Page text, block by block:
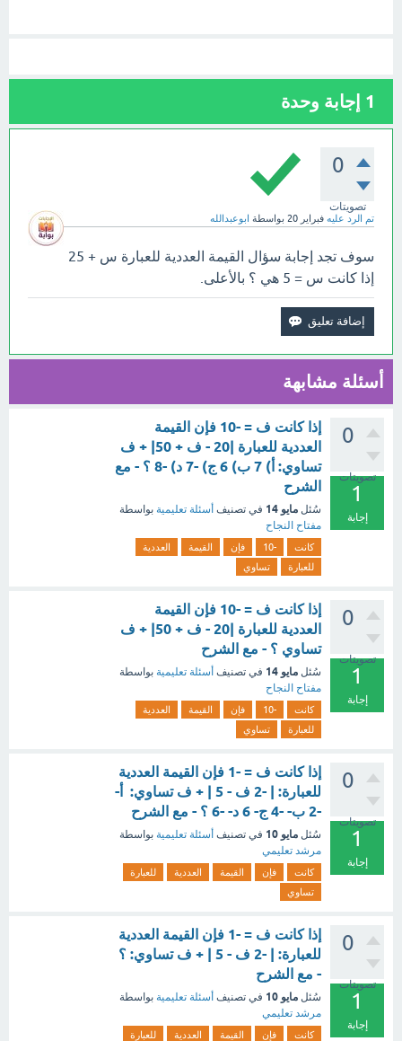
1 إجابة وحدة
0
تصويتات
تم الرد عليه فبراير 20 بواسطة ابوعبدالله
سوف تجد إجابة سؤال القيمة العددية للعبارة س + 25
إذا كانت س = 5 هي ؟ بالأعلى.
أسئلة مشابهة
0
تصويتات
1
إجابة
إذا كانت ف = -10 فإن القيمة
العددية للعبارة |20 - ف + 50| + ف
تساوي: أ) 7 ب) 6 ج) -7 د) -8 ؟ - مع
الشرح
سُئل مايو 14 في تصنيف أسئلة تعليمية بواسطة
مفتاح النجاح
كانت -10 فإن القيمة
العددية
للعبارة
تساوي
0
تصويتات
1
إجابة
إذا كانت ف = -10 فإن القيمة
العددية للعبارة |20 - ف + 50| + ف
تساوي ؟ - مع الشرح
سُئل مايو 14 في تصنيف أسئلة تعليمية بواسطة
مفتاح النجاح
كانت -10 فإن القيمة
العددية
للعبارة
تساوي
0
تصويتات
1
إجابة
إذا كانت ف = -1 فإن القيمة العددية
للعبارة: | -2 ف - 5 | + ف تساوي: أ-
-2 ب- -4 ج- 6 د- -6 ؟ - مع الشرح
سُئل مايو 10 في تصنيف أسئلة تعليمية بواسطة
مرشد تعليمي
كانت فإن القيمة العددية
للعبارة
تساوي
0
تصويتات
1
إجابة
إذا كانت ف = -1 فإن القيمة العددية
للعبارة: | -2 ف - 5 | + ف تساوي: ؟
- مع الشرح
سُئل مايو 10 في تصنيف أسئلة تعليمية بواسطة
مرشد تعليمي
كانت فإن القيمة العددية
للعبارة